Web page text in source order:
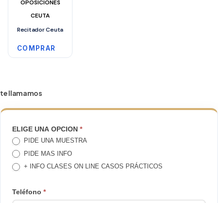
OPOSICIONES
CEUTA
Recitador Ceuta
COMPRAR
te llamamos
TE
LLAMAMOS
ELIGE UNA OPCION *
PIDE UNA MUESTRA
PIDE MAS INFO
+ INFO CLASES ON LINE CASOS PRÁCTICOS
Teléfono *